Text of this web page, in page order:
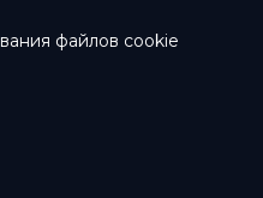
файлов cookie